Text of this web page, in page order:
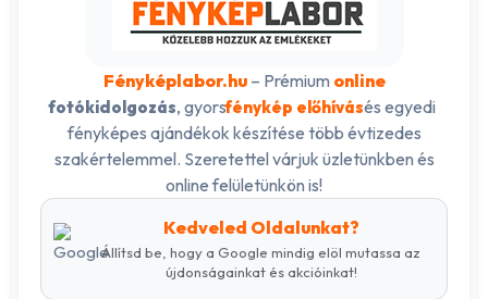
Fényképlabor.hu– Prémium online
fotókidolgozás, gyorsfénykép előhívásés egyedi
fényképes ajándékok készítése több évtizedes
szakértelemmel. Szeretettel várjuk üzletünkben és
online felületünkön is!
Kedveled Oldalunkat?
Állítsd be, hogy a Google mindig elöl mutassa az
újdonságainkat és akcióinkat!